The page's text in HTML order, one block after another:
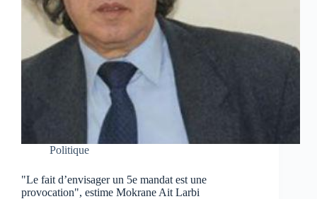
Politique
"Le fait d’envisager un 5e mandat est une
provocation", estime Mokrane Ait Larbi